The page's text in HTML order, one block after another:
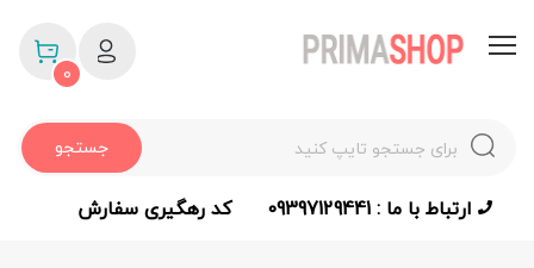
جستجو
0
ارتباط با ما : 09397129441 کد رهگیری سفارش